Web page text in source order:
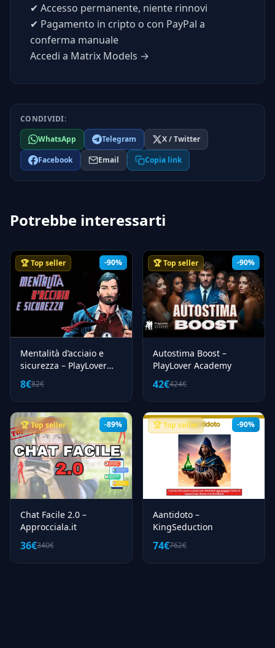
✔ Accesso permanente, niente rinnovi
✔ Pagamento in cripto o con PayPal a
conferma manuale
Accedi a Matrix Models →
CONDIVIDI:
WhatsApp
Telegram
X / Twitter
Facebook
Email Copia link
Potrebbe interessarti
-90%
🏆 Top seller
Mentalità d’acciaio e
sicurezza – PlayLover
8€82€
-90%
🏆 Top seller
Autostima Boost –
PlayLover Academy
42€424€
-89%
🏆 Top seller
Chat Facile 2.0 –
Approcciala.it
36€340€
-90%
🏆 Top seller
Aantidoto –
KingSeduction
74€762€